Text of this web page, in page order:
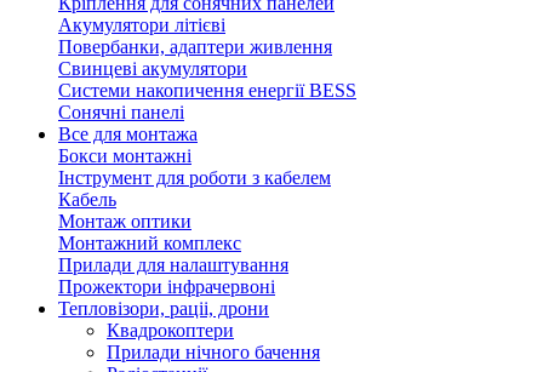
Акумулятори літієві
Повербанки, адаптери живлення
Свинцеві акумулятори
Системи накопичення енергії BESS
Сонячні панелі
Все для монтажа
Бокси монтажні
Інструмент для роботи з кабелем
Кабель
Монтаж оптики
Монтажний комплекс
Прилади для налаштування
Прожектори інфрачервоні
Тепловізори, раціі, дрони
Квадрокоптери
Прилади нічного бачення